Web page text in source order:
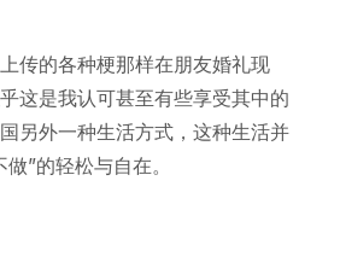
传的各种梗那样在朋友婚礼现
这是我认可甚至有些享受其中的
另外一种生活方式，这种生活并
”的轻松与自在。